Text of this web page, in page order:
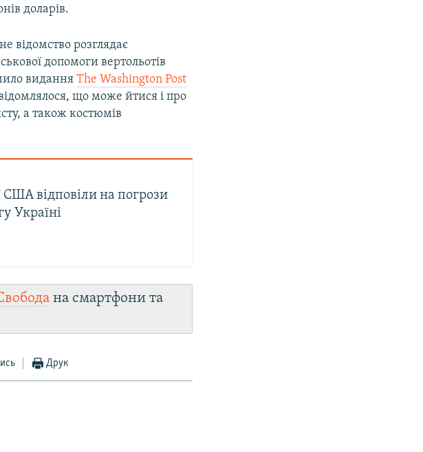
доларів.
відомство розглядає
допомоги вертольотів
виданняThe Washington Post
що може йтися і про
а також костюмів
США відповіли на погрози
Україні
на смартфони та
Друк